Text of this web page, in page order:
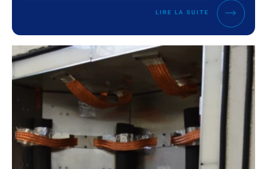
LIRE LA SUITE